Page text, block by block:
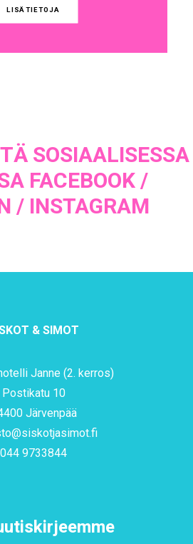
LISÄTIETOJA
SOSIAALISESSA
FACEBOOK/
/ INSTAGRAM
& SIMOT
Janne (2. kerros)
Postikatu 10
Järvenpää
044 9733844